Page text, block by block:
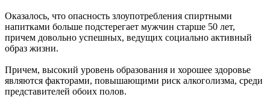
Оказалось, что опасность злоупотребления спиртными
напитками больше подстерегает мужчин старше 50 лет,
причем довольно успешных, ведущих социально активный
образ жизни.
Причем, высокий уровень образования и хорошее здоровье
являются факторами, повышающими риск алкоголизма, среди
представителей обоих полов.